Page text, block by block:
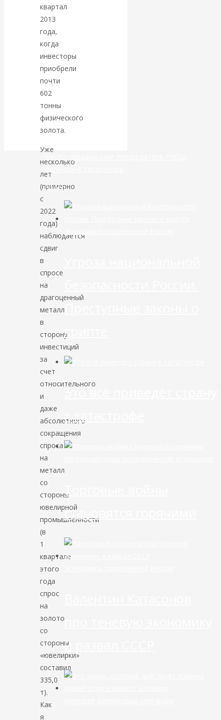
Катасонов
считает, что
кризис в
банковской
сфере России
уже начался
квартал
2013
года,
когда
инвесторы
приобрели
почти
602
тонны
физического
золота.
Уже
несколько
лет
(примерно
с
2022
года)
наблюдается
сдвиг
в
спросе
на
драгоценный
металл
в
сторону
инвестиций
за
счет
относительного
и
даже
абсолютного
сокращения
спроса
на
металл
со
стороны
ювелирной
промышленности
(в
1
квартале
этого
года
спрос
на
золото
со
стороны
«ювелирки»
составил
335,0
т).
Как
я
Видео
крипте
Это всё приведёт страну
к катастрофе
Торговые войны
становятся горячими
и развал СССР